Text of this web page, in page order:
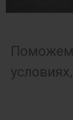
Поможем